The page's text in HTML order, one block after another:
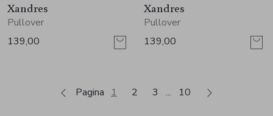
Xandres
Pullover
139,00
Xandres
Pullover
139,00
Pagina 1 2 3 10